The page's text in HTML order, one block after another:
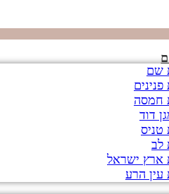
שם
חמסה
דוד
לב
ארץ ישראל
הרע